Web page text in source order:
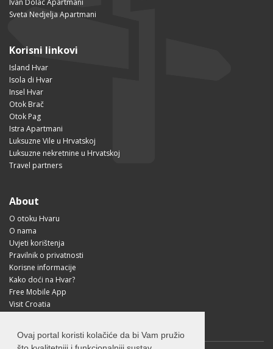
Ovaj portal koristi kolačiće da bi Vam pružio
Sveta Nedjelja Apartmani
Korisni linkovi
Island Hvar
Isola di Hvar
Insel Hvar
Otok Brač
Otok Pag
Istra Apartmani
Luksuzne Vile u Hrvatskoj
Luksuzne nekretnine u Hrvatskoj
Travel partners
About
O otoku Hvaru
O nama
Uvjeti korištenja
Pravilnik o privatnosti
Korisne informacije
Kako doći na Hvar?
Free Mobile App
Visit Croatia